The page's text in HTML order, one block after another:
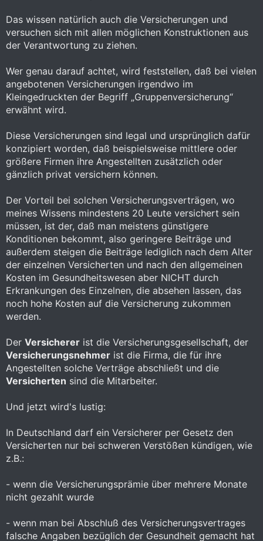
Das wissen natürlich auch die Versicherungen und
versuchen sich mit allen möglichen Konstruktionen aus
der Verantwortung zu ziehen.
Wer genau darauf achtet, wird feststellen, daß bei vielen
angebotenen Versicherungen irgendwo im
Kleingedruckten der Begriff „Gruppenversicherung“
erwähnt wird.
Diese Versicherungen sind legal und ursprünglich dafür
konzipiert worden, daß beispielsweise mittlere oder
größere Firmen ihre Angestellten zusätzlich oder
gänzlich privat versichern können.
Der Vorteil bei solchen Versicherungsverträgen, wo
meines Wissens mindestens 20 Leute versichert sein
müssen, ist der, daß man meistens günstigere
Konditionen bekommt, also geringere Beiträge und
außerdem steigen die Beiträge lediglich nach dem Alter
der einzelnen Versicherten und nach den allgemeinen
Kosten im Gesundheitswesen aber NICHT durch
Erkrankungen des Einzelnen, die absehen lassen, das
noch hohe Kosten auf die Versicherung zukommen
werden.
Der Versicherer ist die Versicherungsgesellschaft, der
Versicherungsnehmer ist die Firma, die für ihre
Angestellten solche Verträge abschließt und die
Versicherten sind die Mitarbeiter.
Und jetzt wird's lustig:
In Deutschland darf ein Versicherer per Gesetz den
Versicherten nur bei schweren Verstößen kündigen, wie
z.B.:
- wenn die Versicherungsprämie über mehrere Monate
nicht gezahlt wurde
- wenn man bei Abschluß des Versicherungsvertrages
falsche Angaben bezüglich der Gesundheit gemacht hat